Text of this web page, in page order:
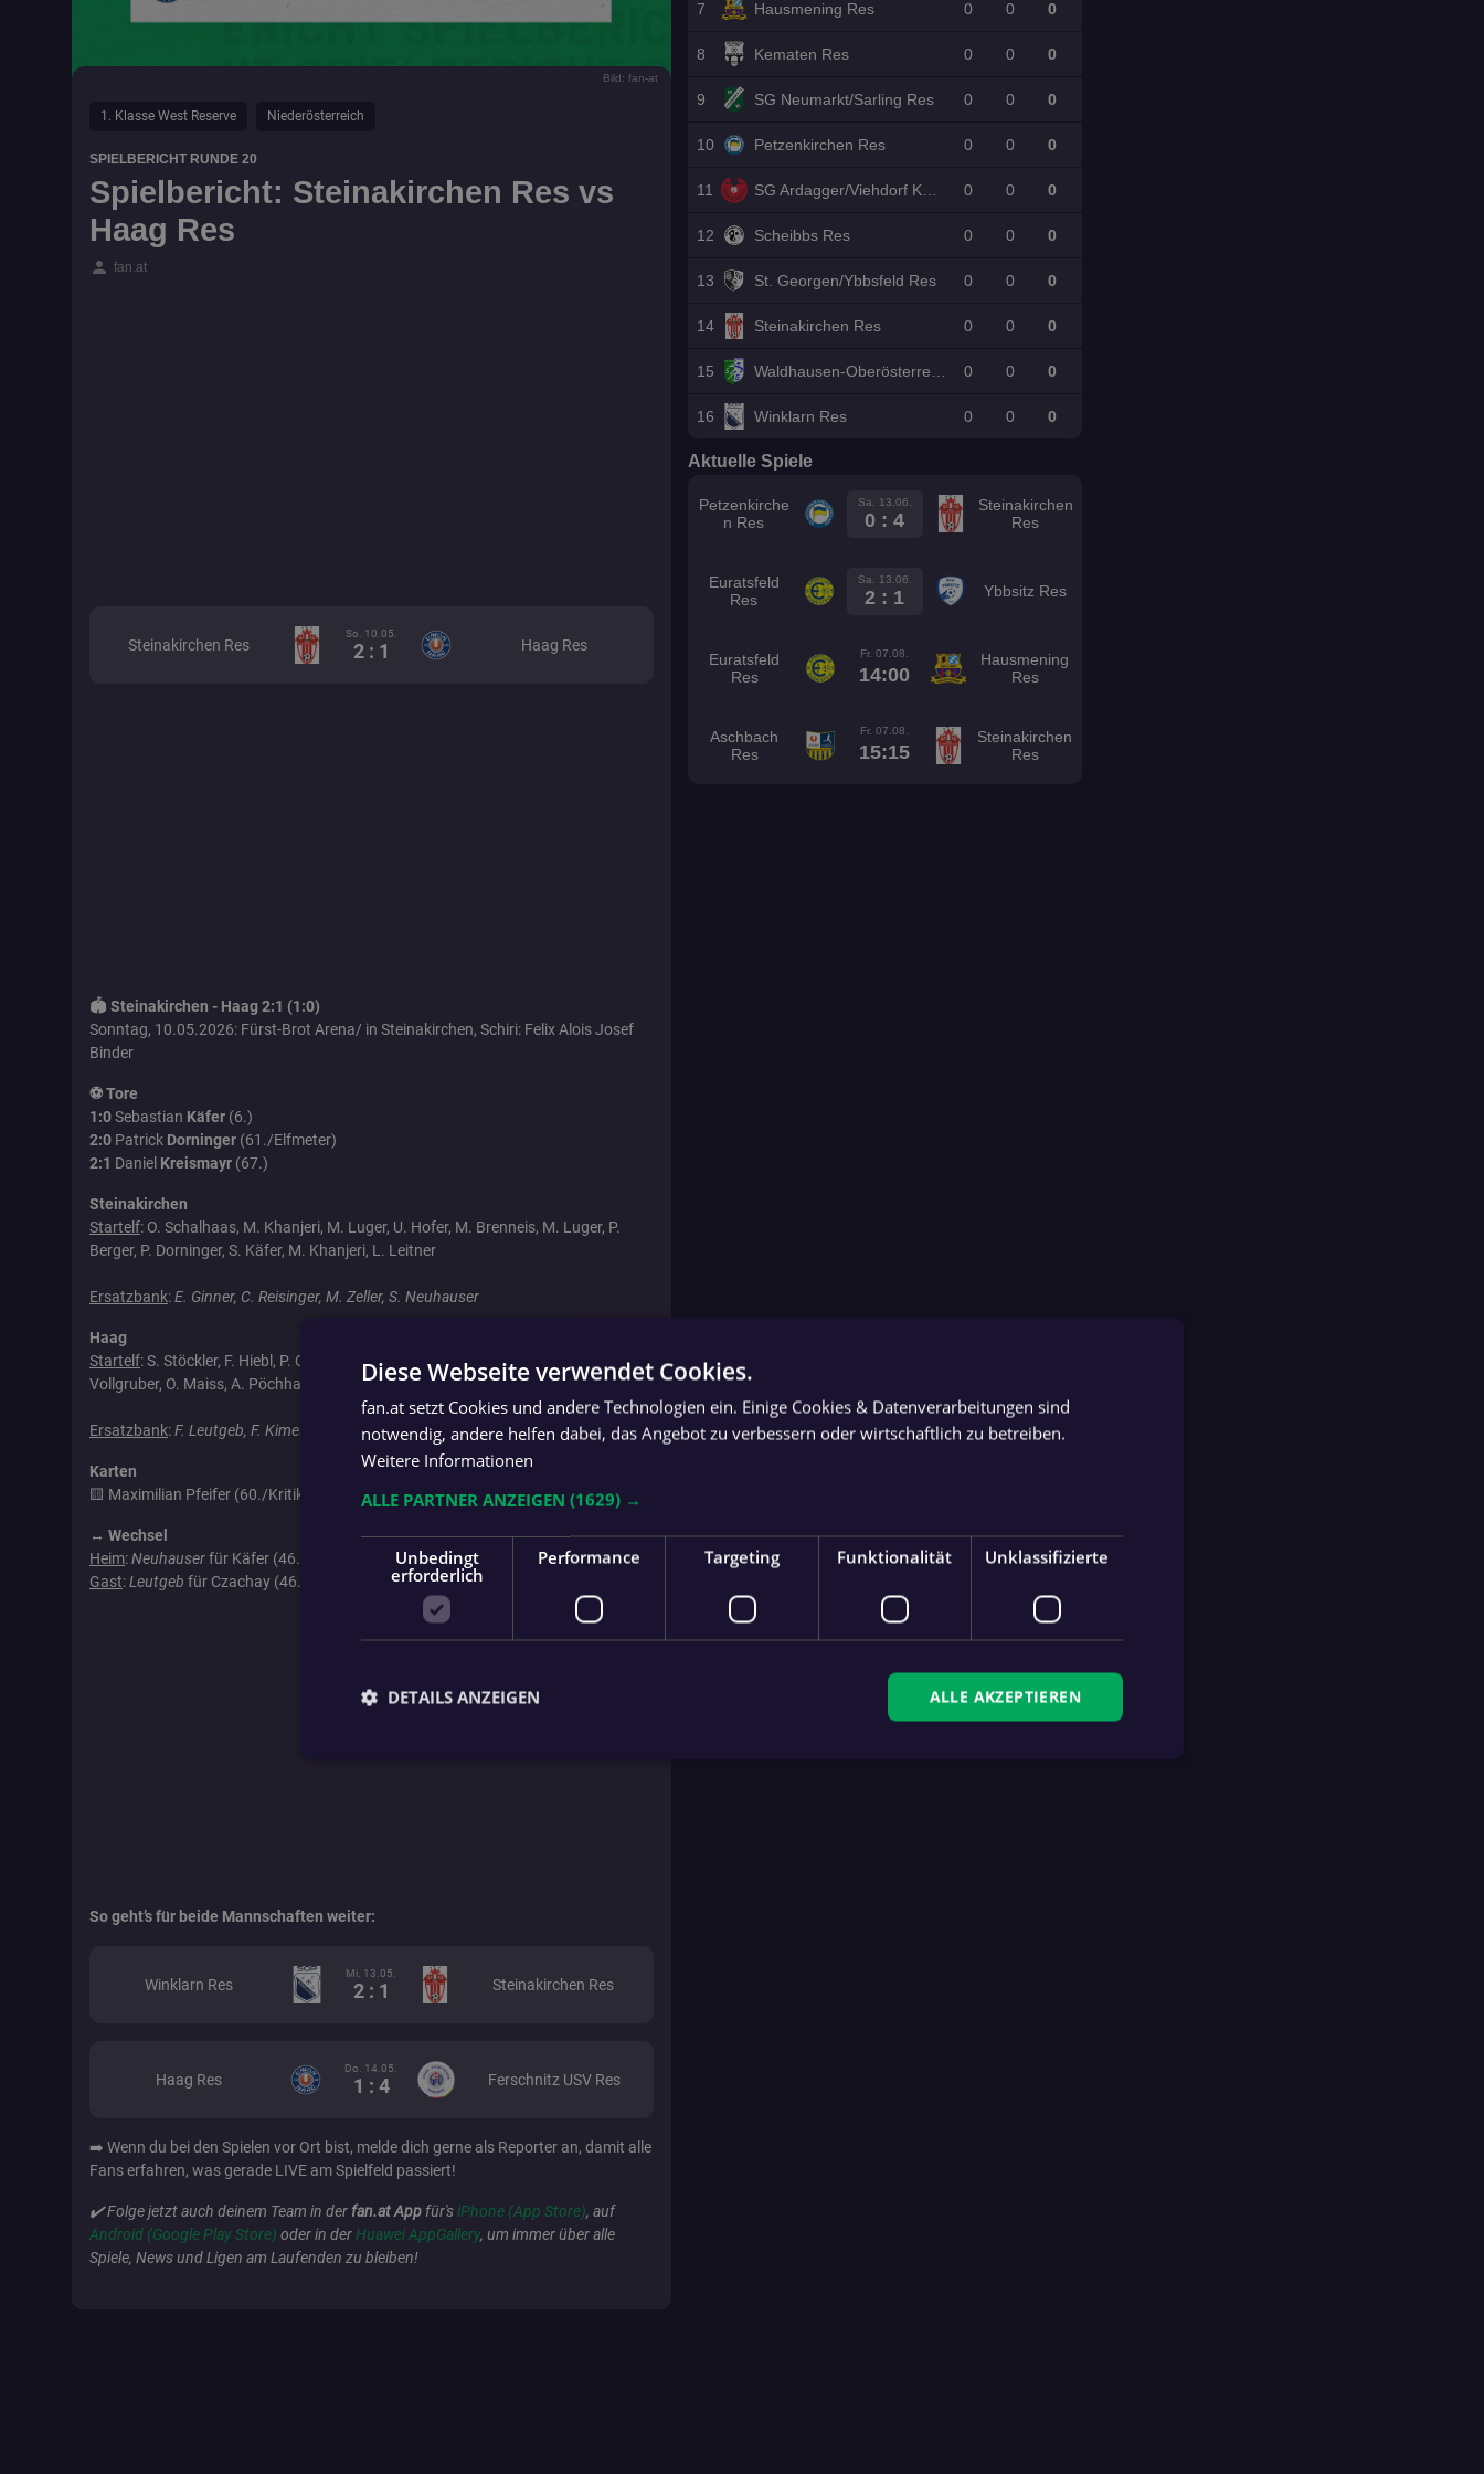
Bild: fan-at
1. Klasse West Reserve Niederösterreich
SPIELBERICHT RUNDE 20
Spielbericht: Steinakirchen Res vs
Haag Res
person fan.at
Steinakirchen Res
So. 10.05.
2 : 1 Haag Res
🏟️ Steinakirchen - Haag 2:1 (1:0)
Sonntag, 10.05.2026: Fürst-Brot Arena/ in Steinakirchen, Schiri: Felix Alois Josef
Binder
⚽ Tore
1:0Sebastian Käfer (6.)
2:0 Patrick Dorninger (61./Elfmeter)
2:1 Daniel Kreismayr (67.)
Steinakirchen
Startelf: O. Schalhaas, M. Khanjeri, M. Luger, U. Hofer, M. Brenneis, M. Luger, P.
Berger, P. Dorninger, S. Käfer, M. Khanjeri, L. Leitner
Ersatzbank:E. Ginner, C. Reisinger, M. Zeller, S. Neuhauser
Haag
Startelf: S. Stöckler, F. Hiebl, P. Czachay, F. Hochstöger, M. Pfeifer, D. Kreismayr, L.
Vollgruber, O. Maiss, A. Pöchhacker, S. Zeitlhofer, P. Putzgruber
Ersatzbank:F. Leutgeb, F. Kimeswenger, C. Knopp
Karten
🟨 Maximilian Pfeifer (60./Kritik)
↔️ Wechsel
Heim:Neuhauserfür Käfer (46.), für Khanjeri (46.),Ginner
für Luger (61.)
Gast:Leutgeb für Czachay (46.), Kimeswengerfür Maiss (46.)
So geht’s für beide Mannschaften weiter:
Winklarn Res
Mi. 13.05.
2 : 1 Steinakirchen Res
Haag Res
Do. 14.05.
1 : 4 Ferschnitz USV Res
➡️ Wenn du bei den Spielen vor Ort bist, melde dich gerne als Reporter an, damit alle
Fans erfahren, was gerade LIVE am Spielfeld passiert!
✔️ Folge jetzt auch deinem Team in der fan.at App für'siPhone (App Store), auf
Android (Google Play Store) oder in der Huawei AppGallery, um immer über alle
Spiele, News und Ligen am Laufenden zu bleiben!
7 Hausmening Res 0 0 0
8 Kematen Res 0 0 0
9 SG Neumarkt/Sarling Res 0 0 0
10 Petzenkirchen Res 0 0 0
11 0 0 0
12 Scheibbs Res 0 0 0
13 St. Georgen/Ybbsfeld Res 0 0 0
14 Steinakirchen Res 0 0 0
15 0 0 0
16 Winklarn Res 0 0 0
Aktuelle Spiele
Petzenkirche
n Res
Sa. 13.06.
0 : 4
Steinakirchen
Res
Euratsfeld
Res
Sa. 13.06.
2 : 1 Ybbsitz Res
Euratsfeld
Res
Fr. 07.08.
14:00
Hausmening
Res
Aschbach
Res
Fr. 07.08.
15:15
Steinakirchen
Res
Diese Webseite verwendet Cookies.
fan.at setzt Cookies und andere Technologien ein. Einige Cookies & Datenverarbeitungen sind
notwendig, andere helfen dabei, das Angebot zu verbessern oder wirtschaftlich zu betreiben.
Weitere Informationen
ALLE PARTNER ANZEIGEN (1629) →
Unbedingt
erforderlich
Performance Targeting Funktionalität Unklassifizierte
ALLE AKZEPTIEREN
DETAILS ANZEIGEN
fanat_show_app_banner
.fan.at
fanat_bettinggame_teaser_shown
.fan.at
io
sockets.fan.at
pid_signature
.xplosion.de